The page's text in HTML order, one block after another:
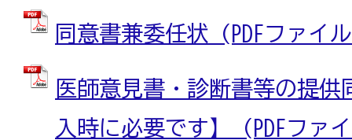
同意書兼委任状 (PDFファイ
医師意見書・診断書等の提
入時に必要です】 (PDFファ